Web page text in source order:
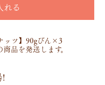
れる
ッツ】90gびん×3
品を発送します。